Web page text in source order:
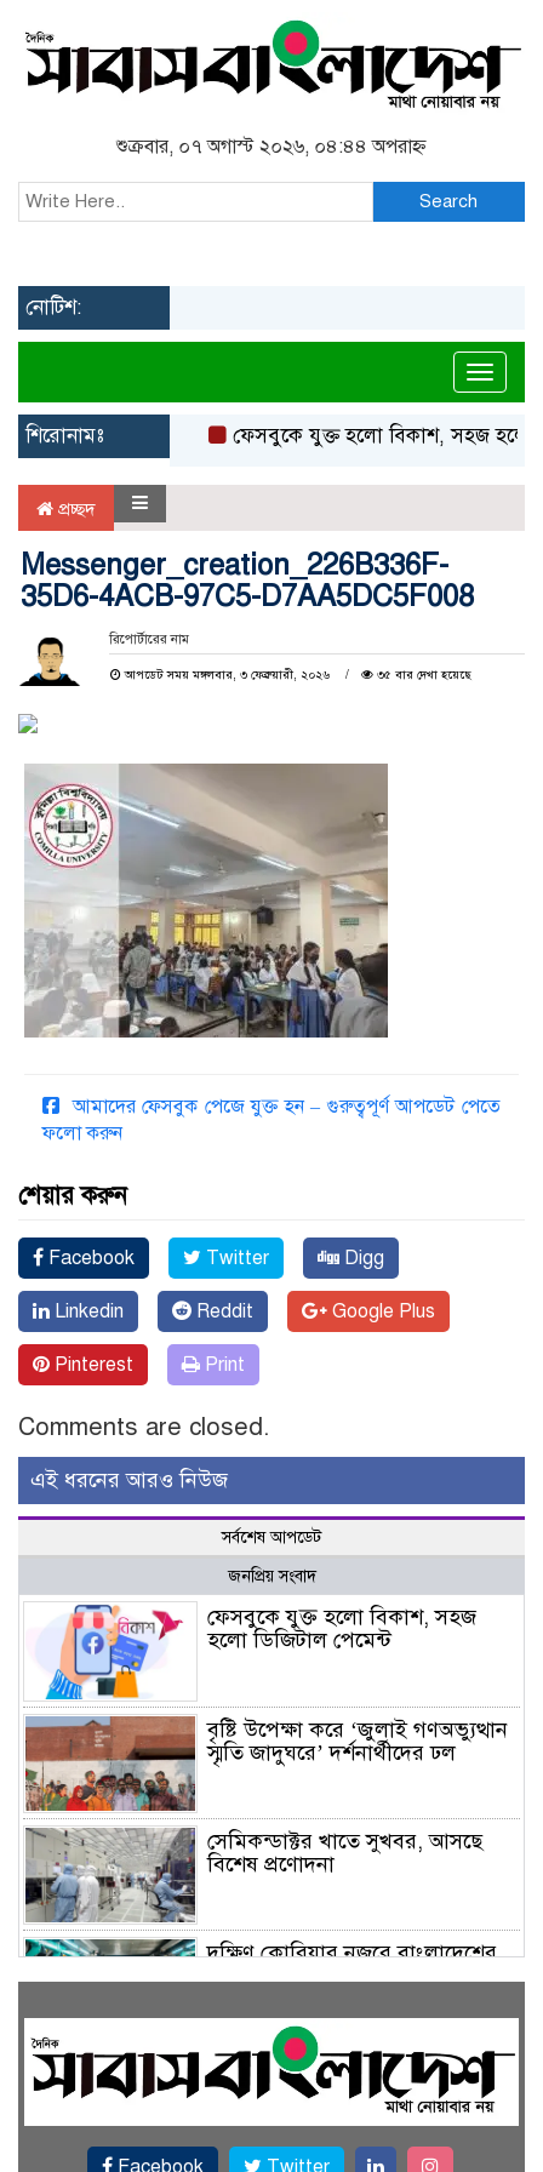
শুক্রবার, ০৭ অগাস্ট ২০২৬, ০৪:৪৪ অপরাহ্ন
Search
নোটিশ:
শিরোনামঃ ফেসবুকে যুক্ত হলো বিকাশ, সহজ হলো
প্রচ্ছদ
Messenger_creation_226B336F-
35D6-4ACB-97C5-D7AA5DC5F008
রিপোর্টারের নাম
আপডেট সময় মঙ্গলবার, ৩ ফেব্রুয়ারী, ২০২৬ ৩৫ বার দেখা হয়েছে
আমাদের ফেসবুক পেজে যুক্ত হন – গুরুত্বপূর্ণ আপডেট পেতে
ফলো করুন
শেয়ার করুন
Facebook Twitter Digg
Linkedin Reddit Google Plus
Pinterest Print
Comments are closed.
এই ধরনের আরও নিউজ
সর্বশেষ আপডেট
জনপ্রিয় সংবাদ
ফেসবুকে যুক্ত হলো বিকাশ, সহজ
হলো ডিজিটাল পেমেন্ট
বৃষ্টি উপেক্ষা করে ‘জুলাই গণঅভ্যুত্থান
স্মৃতি জাদুঘরে’ দর্শনার্থীদের ঢল
সেমিকন্ডাক্টর খাতে সুখবর, আসছে
বিশেষ প্রণোদনা
দক্ষিণ কোরিয়ার নজরে বাংলাদেশের
পোশাক শিল্প, বড় বিনিয়োগ সম্ভাবনা
জলাবদ্ধ এলাকায় কৃষিতে নতুন দিগন্ত:
পলি নেট হাউসে বছরে ১০ লাখ পর্যন্ত
মানসম্মত চারা উৎপাদন
Facebook Twitter